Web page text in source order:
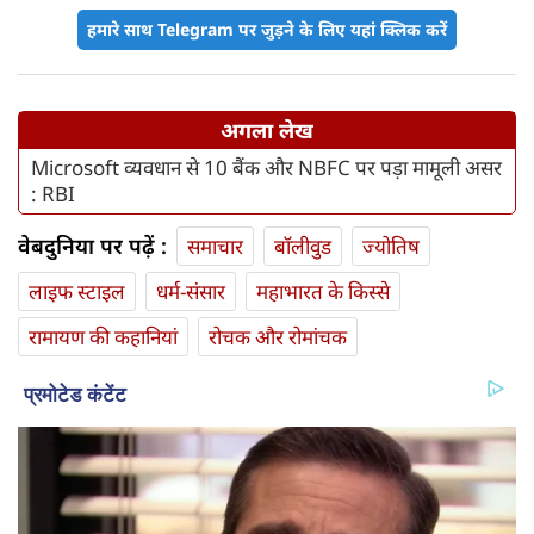
हमारे साथ Telegram पर जुड़ने के लिए यहां क्लिक करें
अगला लेख
Microsoft व्यवधान से 10 बैंक और NBFC पर पड़ा मामूली असर
: RBI
वेबदुनिया पर पढ़ें : समाचार बॉलीवुड
ज्योतिष
लाइफ स्‍टाइल
धर्म-संसार
महाभारत के किस्से
रामायण की कहानियां
रोचक और रोमांचक